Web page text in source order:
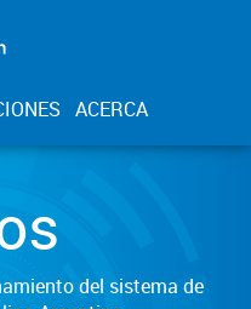
ACERCA
del sistema de